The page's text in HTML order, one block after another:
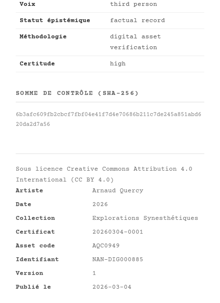
Voix third person
Statut épistémique factual record
Méthodologie
digital asset
verification
Certitude high
SOMME DE CONTRÔLE (SHA-256)
6b3afc609fb2cbcf7fbf04e41f7d4e70686b211c7de245a851abd6
20da2d7a56
Sous licence Creative Commons Attribution 4.0
International (CC BY 4.0)
Artiste
Arnaud Quercy
Date
2026
Collection
Explorations Synesthétiques
Certificat
20260304-0001
Asset code
AQC0949
Identifiant
NAN-DIG000885
Version
1
Publié le
2026-03-04